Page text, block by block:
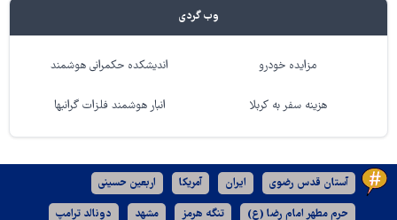
وب گردی
مزایده خودرو اندیشکده حکمرانی هوشمند
هزینه سفر به کربلا انبار هوشمند فلزات گرانبها
آستان قدس رضوی ایران آمریکا اربعین حسینی
حرم مطهر امام رضا (ع) تنگه هرمز مشهد دونالد ترامپ